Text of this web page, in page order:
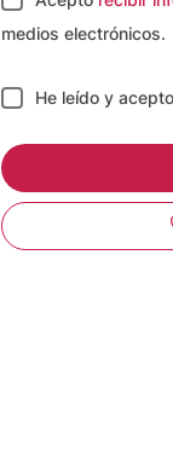
medios electrónicos.
He leído y acepto